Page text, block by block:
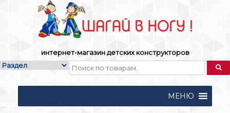
интернет-магазин детских конструкторов
МЕНЮ